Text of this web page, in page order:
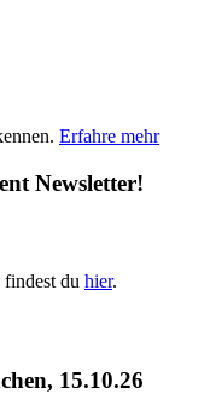
Erfahre mehr
Newsletter!
du hier.
15.10.26